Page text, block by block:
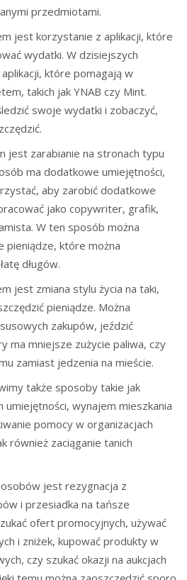
przedmiotami.
jest korzystanie z aplikacji, które
wydatki. W dzisiejszych
które pomagają w
takich jak YNAB czy Mint.
swoje wydatki i zobaczyć,
jest zarabianie na stronach typu
ma dodatkowe umiejętności,
aby zarobić dodatkowe
jako copywriter, grafik,
W ten sposób można
pieniądze, które można
długów.
jest zmiana stylu życia na taki,
pieniądze. Można
zakupów, jeździć
ma mniejsze zużycie paliwa, czy
zamiast jedzenia na mieście.
także sposoby takie jak
umiejętności, wynajem mieszkania
pomocy w organizacjach
również zaciąganie tanich
jest rezygnacja z
i przesiadka na tańsze
ofert promocyjnych, używać
i zniżek, kupować produkty w
czy szukać okazji na aukcjach